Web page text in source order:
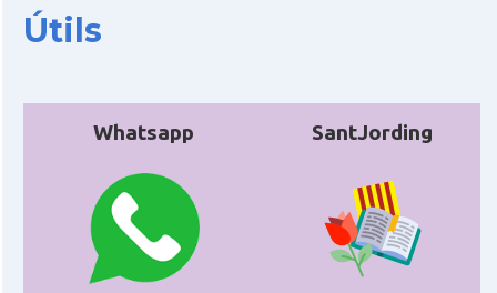
Útils
Whatsapp SantJording